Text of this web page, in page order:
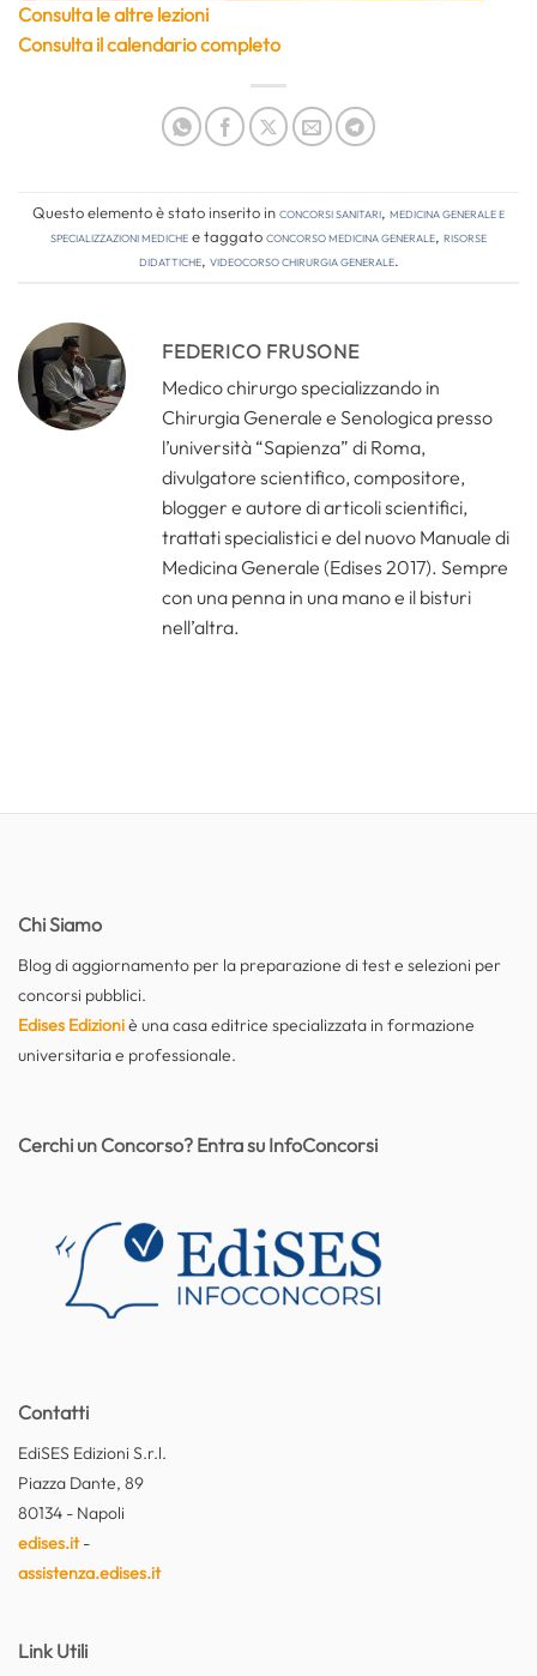
Consulta le altre lezioni
Consulta il calendario completo
Questo elemento è stato inserito inConcorsi Sanitari, Medicina Generale e
Specializzazioni Medichee taggatoconcorso medicina generale, risorse
didattiche, videocorso chirurgia generale.
FEDERICO FRUSONE
Medico chirurgo specializzando in
Chirurgia Generale e Senologica presso
l’università “Sapienza” di Roma,
divulgatore scientifico, compositore,
blogger e autore di articoli scientifici,
trattati specialistici e del nuovo Manuale di
Medicina Generale (Edises 2017). Sempre
con una penna in una mano e il bisturi
nell’altra.
Chi Siamo
Blog di aggiornamento per la preparazione di test e selezioni per
concorsi pubblici.
Edises Edizioniè una casa editrice specializzata in formazione
universitaria e professionale.
Contatti
EdiSES Edizioni S.r.l.
Piazza Dante, 89
80134 - Napoli
edises.it-
assistenza.edises.it
Link Utili
Cerchi un Concorso? Entra su InfoConcorsi